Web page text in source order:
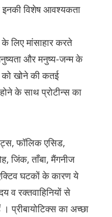
इनकी विशेष आवश्यकता
लिए मांसाहार करते
और मनुष्य-जन्म के
को खोने की कतई
के साथ प्रोटीन्स का
फॉलिक एसिड,
जिंक, ताँबा, मैंगनीज
घटकों के कारण ये
व रक्तवाहिनियों से
प्रीबायोटिक्स का अच्छा